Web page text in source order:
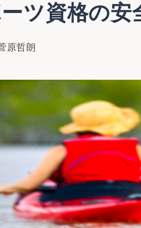
ツ資格の安
原哲朗